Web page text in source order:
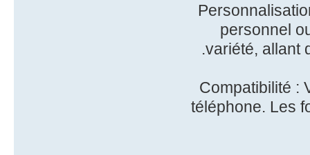
personnel
variété, allant
Compatibilité :
téléphone. Les